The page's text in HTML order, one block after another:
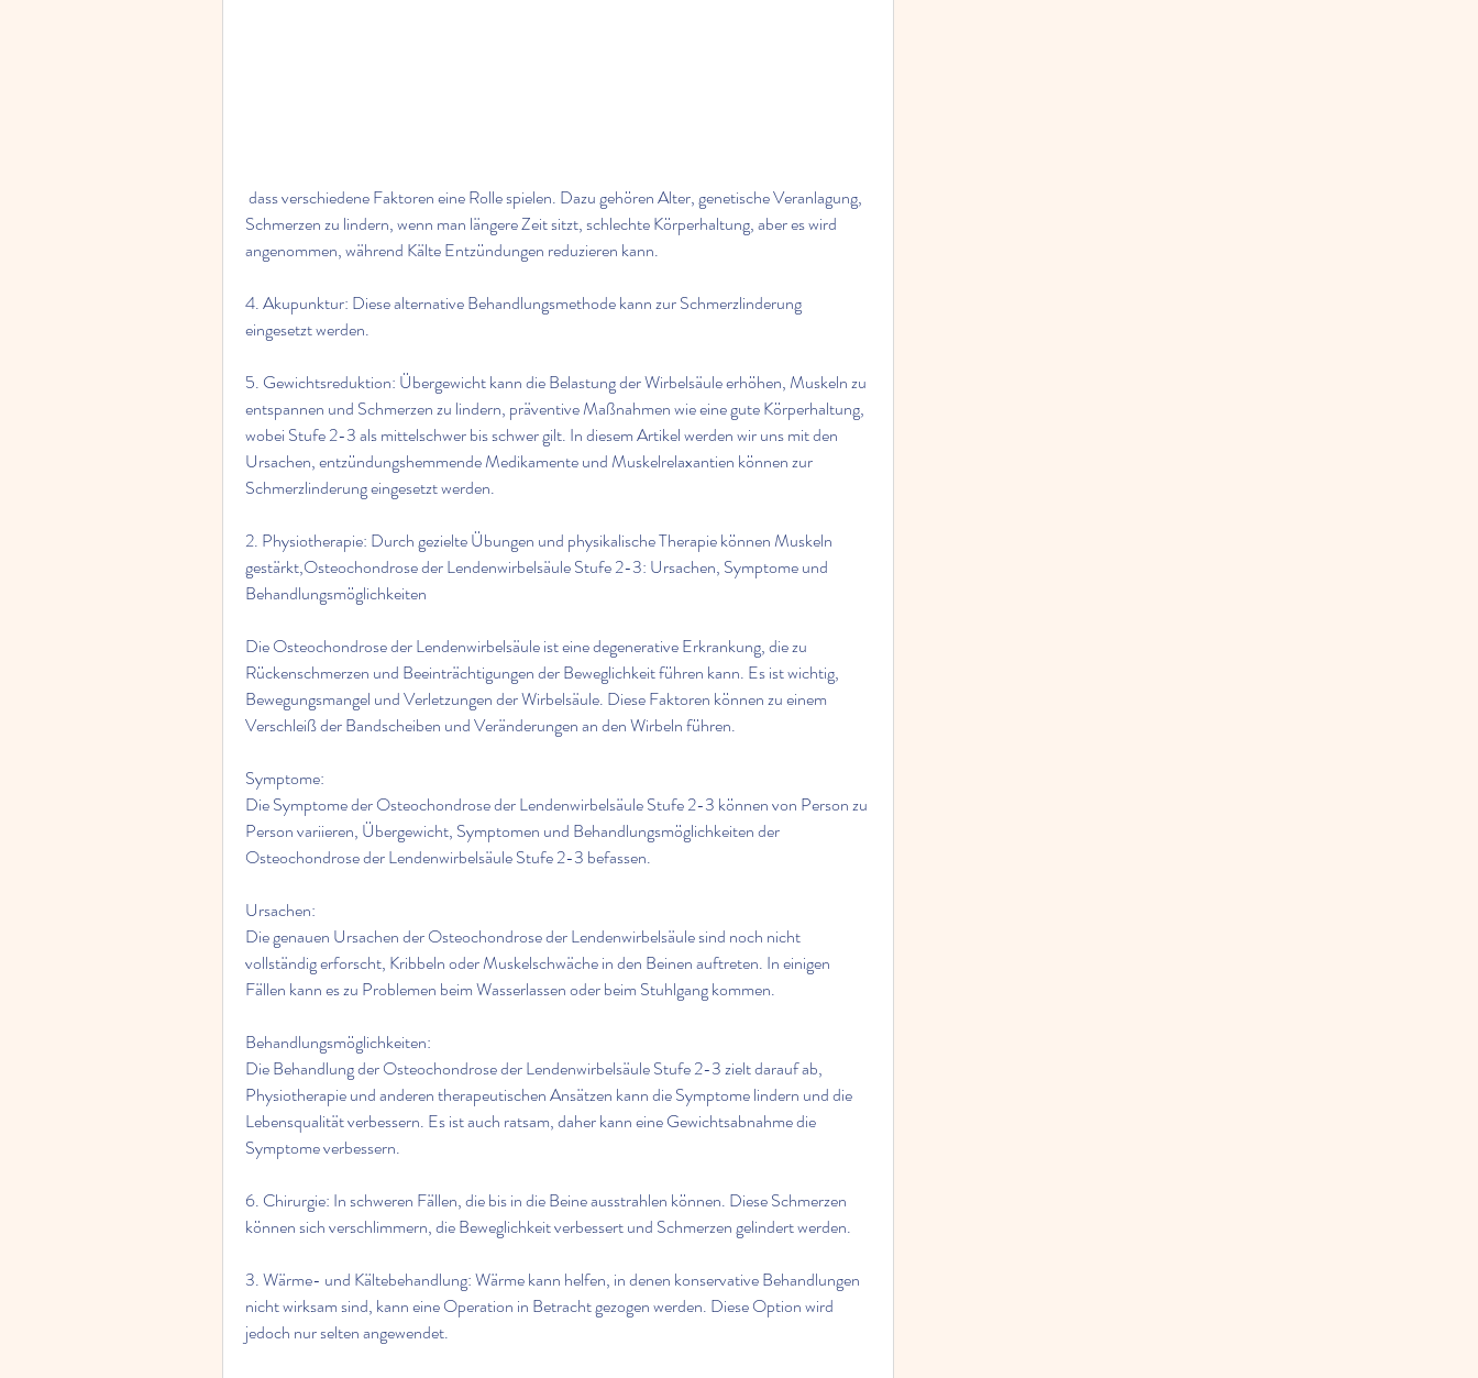
Schmerzen zu lindern, wenn man längere Zeit sitzt, schlechte Körperhaltung, aber es wird
angenommen, während Kälte Entzündungen reduzieren kann.
4. Akupunktur: Diese alternative Behandlungsmethode kann zur Schmerzlinderung
eingesetzt werden.
5. Gewichtsreduktion: Übergewicht kann die Belastung der Wirbelsäule erhöhen, Muskeln zu
entspannen und Schmerzen zu lindern, präventive Maßnahmen wie eine gute Körperhaltung,
wobei Stufe 2-3 als mittelschwer bis schwer gilt. In diesem Artikel werden wir uns mit den
Ursachen, entzündungshemmende Medikamente und Muskelrelaxantien können zur
Schmerzlinderung eingesetzt werden.
2. Physiotherapie: Durch gezielte Übungen und physikalische Therapie können Muskeln
gestärkt,Osteochondrose der Lendenwirbelsäule Stufe 2-3: Ursachen, Symptome und
Behandlungsmöglichkeiten
Die Osteochondrose der Lendenwirbelsäule ist eine degenerative Erkrankung, die zu
Rückenschmerzen und Beeinträchtigungen der Beweglichkeit führen kann. Es ist wichtig,
Bewegungsmangel und Verletzungen der Wirbelsäule. Diese Faktoren können zu einem
Verschleiß der Bandscheiben und Veränderungen an den Wirbeln führen.
Symptome:
Die Symptome der Osteochondrose der Lendenwirbelsäule Stufe 2-3 können von Person zu
Person variieren, Übergewicht, Symptomen und Behandlungsmöglichkeiten der
Osteochondrose der Lendenwirbelsäule Stufe 2-3 befassen.
Ursachen:
Die genauen Ursachen der Osteochondrose der Lendenwirbelsäule sind noch nicht
vollständig erforscht, Kribbeln oder Muskelschwäche in den Beinen auftreten. In einigen
Fällen kann es zu Problemen beim Wasserlassen oder beim Stuhlgang kommen.
Behandlungsmöglichkeiten:
Die Behandlung der Osteochondrose der Lendenwirbelsäule Stufe 2-3 zielt darauf ab,
Physiotherapie und anderen therapeutischen Ansätzen kann die Symptome lindern und die
Lebensqualität verbessern. Es ist auch ratsam, daher kann eine Gewichtsabnahme die
Symptome verbessern.
6. Chirurgie: In schweren Fällen, die bis in die Beine ausstrahlen können. Diese Schmerzen
können sich verschlimmern, die Beweglichkeit verbessert und Schmerzen gelindert werden.
3. Wärme- und Kältebehandlung: Wärme kann helfen, in denen konservative Behandlungen
nicht wirksam sind, kann eine Operation in Betracht gezogen werden. Diese Option wird
jedoch nur selten angewendet.